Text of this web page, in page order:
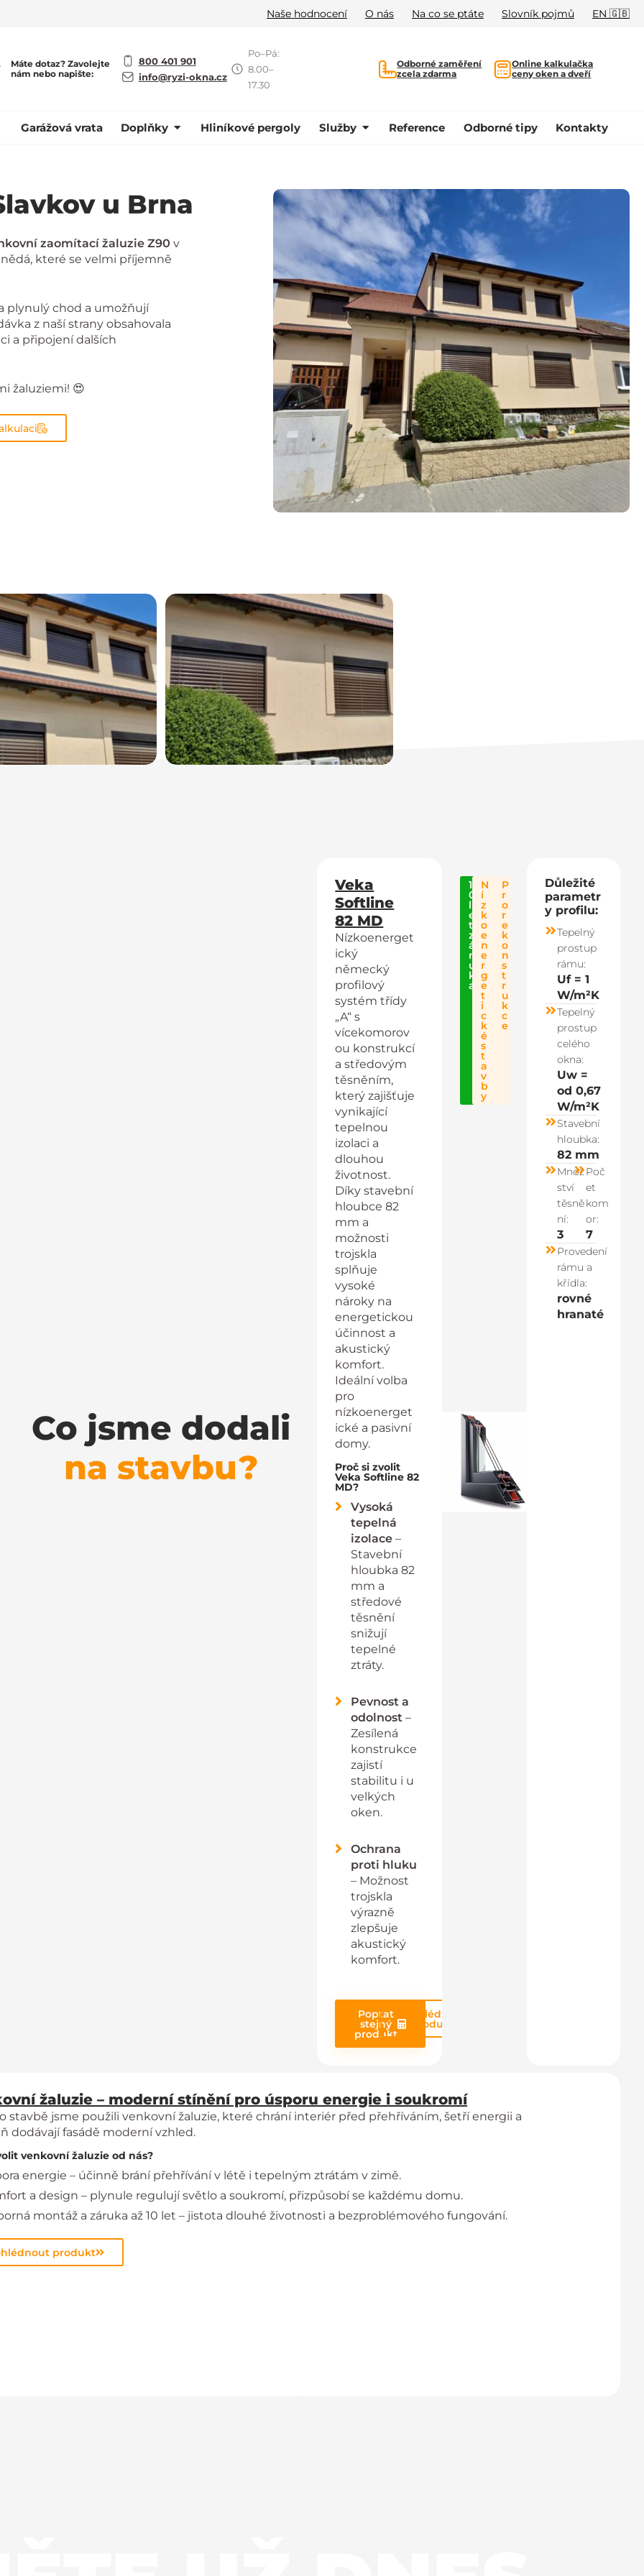
Naše hodnocení O nás Na co se ptáte Slovník pojmů EN 🇬🇧
Máte dotaz? Zavolejte
nám nebo napište:
800 401 901
info@ryzi-okna.cz
Po–Pá:
8.00–
17.30
Odborné zaměření
zcela zdarma
Online kalkulačka
ceny oken a dveří
Garážová vrata Doplňky Hliníkové pergoly Služby Reference Odborné tipy Kontakty
u Brna
zaomítací žaluzie Z90 v
které se velmi příjemně
plynulý chod a umožňují
z naší strany obsahovala
a připojení dalších
žaluziemi! 😍
Co jsme dodali
na stavbu?
Veka
Softline
82 MD
Nízkoenerget
ický
německý
profilový
systém třídy
„A“ s
vícekomorov
ou konstrukcí
a středovým
těsněním,
který zajišťuje
vynikající
tepelnou
izolaci a
dlouhou
životnost.
Díky stavební
hloubce 82
mm a
možnosti
trojskla
splňuje
vysoké
nároky na
energetickou
účinnost a
akustický
komfort.
Ideální volba
pro
nízkoenerget
ické a pasivní
domy.
Proč si zvolit
Veka Softline 82
MD?
Vysoká
tepelná
izolace –
Stavební
hloubka 82
mm a
středové
těsnění
snižují
tepelné
ztráty.
Pevnost a
odolnost –
Zesílená
konstrukce
zajistí
stabilitu i u
velkých
oken.
Ochrana
proti hluku
– Možnost
trojskla
výrazně
zlepšuje
akustický
komfort.
Poptat
stejný
produkt
Prohlédnout
produkt
1
0
l
e
t
z
á
r
u
k
a
N
í
z
k
o
e
n
e
r
g
e
t
i
c
k
é
s
t
a
v
b
y
P
r
o
r
e
k
o
n
s
t
r
u
k
c
e
Důležité
parametr
y profilu:
Tepelný
prostup
rámu:
Uf = 1
W/m²K
Tepelný
prostup
celého
okna:
Uw =
od 0,67
W/m²K
Stavební
hloubka:
82 mm
Množ
ství
těsně
ní:
3
Poč
et
kom
or:
7
Provedení
rámu a
křídla:
rovné
hranaté
žaluzie – moderní stínění pro úsporu energie i soukromí
stavbě jsme použili venkovní žaluzie, které chrání interiér před přehříváním, šetří energii a
dodávají fasádě moderní vzhled.
venkovní žaluzie od nás?
energie – účinně brání přehřívání v létě i tepelným ztrátám v zimě.
a design – plynule regulují světlo a soukromí, přizpůsobí se každému domu.
montáž a záruka až 10 let – jistota dlouhé životnosti a bezproblémového fungování.
produkt